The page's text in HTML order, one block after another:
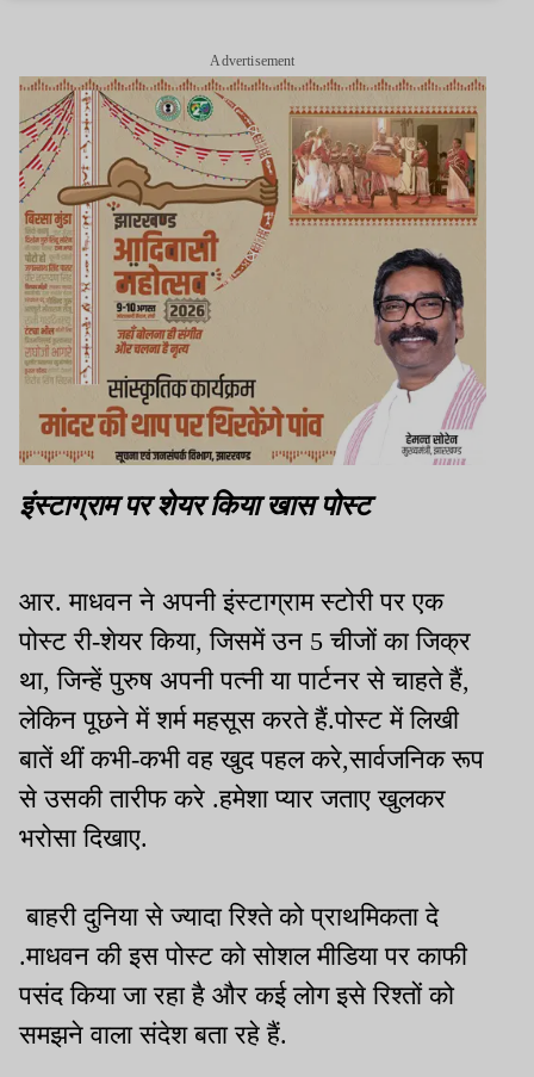
Advertisement
इंस्टाग्राम पर शेयर किया खास पोस्ट
आर. माधवन ने अपनी इंस्टाग्राम स्टोरी पर एक
पोस्ट री-शेयर किया, जिसमें उन 5 चीजों का जिक्र
था, जिन्हें पुरुष अपनी पत्नी या पार्टनर से चाहते हैं,
लेकिन पूछने में शर्म महसूस करते हैं.पोस्ट में लिखी
बातें थीं कभी-कभी वह खुद पहल करे,सार्वजनिक रूप
से उसकी तारीफ करे .हमेशा प्यार जताए खुलकर
भरोसा दिखाए.
बाहरी दुनिया से ज्यादा रिश्ते को प्राथमिकता दे
.माधवन की इस पोस्ट को सोशल मीडिया पर काफी
पसंद किया जा रहा है और कई लोग इसे रिश्तों को
समझने वाला संदेश बता रहे हैं.